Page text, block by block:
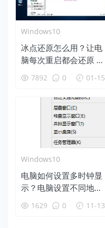
Windows10
冰点还原怎么用？让电
脑每次重启都会还原 百
毒不侵！
7892 0 01-15
Windows10
电脑如何设置多时钟显
示？电脑设置不同地区
时钟时间显示方法
1629 0 11-13